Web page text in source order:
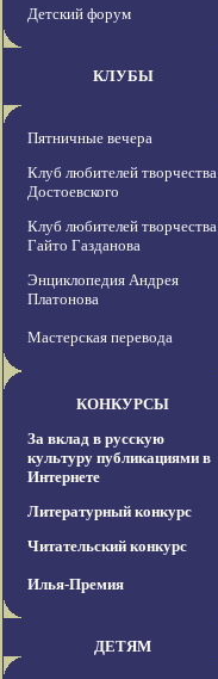
Детский форум
КЛУБЫ
Пятничные вечера
Клуб любителей творчества
Достоевского
Клуб любителей творчества
Гайто Газданова
Энциклопедия Андрея
Платонова
Мастерская перевода
КОНКУРСЫ
За вклад в русскую
культуру публикациями в
Интернете
Литературный конкурс
Читательский конкурс
Илья-Премия
ДЕТЯМ